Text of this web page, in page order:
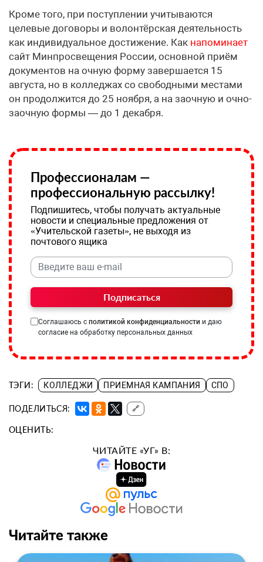
Кроме того, при поступлении учитываются
целевые договоры и волонтёрская деятельность
как индивидуальное достижение. Как напоминает
сайт Минпросвещения России, основной приём
документов на очную форму завершается 15
августа, но в колледжах со свободными местами
он продолжится до 25 ноября, а на заочную и очно-
заочную формы — до 1 декабря.
Профессионалам —
профессиональную рассылку!
Подпишитесь, чтобы получать актуальные
новости и специальные предложения от
«Учительской газеты», не выходя из
почтового ящика
Подписаться
Соглашаюсь с политикой конфиденциальности и даю
согласие на обработку персональных данных
ТЭГИ: КОЛЛЕДЖИ ПРИЕМНАЯ КАМПАНИЯ СПО
ПОДЕЛИТЬСЯ: 🔗
ОЦЕНИТЬ:
ЧИТАЙТЕ «УГ» В:
Читайте также